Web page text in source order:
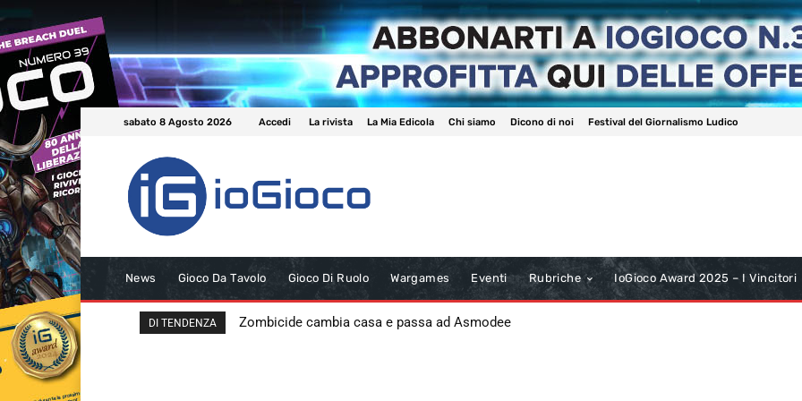
sabato 8 Agosto 2026 Accedi La rivista La Mia Edicola Chi siamo Dicono di noi Festival del Giornalismo Ludico
News Gioco Da Tavolo Gioco Di Ruolo Wargames Eventi Rubriche IoGioco Award 2025 – I Vincitori
DI TENDENZA Zombicide cambia casa e passa ad Asmodee